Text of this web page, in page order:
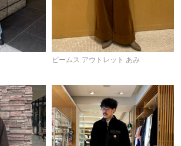
ビームス アウトレット あみ